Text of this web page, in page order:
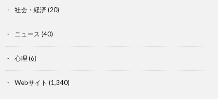
社会・経済 (20)
ニュース (40)
心理 (6)
Webサイト (1,340)